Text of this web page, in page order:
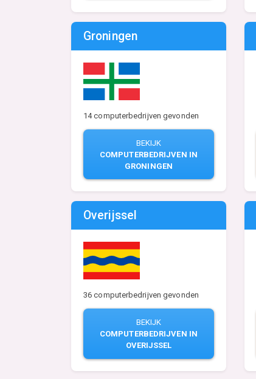
Groningen
14 computerbedrijven gevonden
BEKIJK
COMPUTERBEDRIJVEN IN
GRONINGEN
Overijssel
36 computerbedrijven gevonden
BEKIJK
COMPUTERBEDRIJVEN IN
OVERIJSSEL